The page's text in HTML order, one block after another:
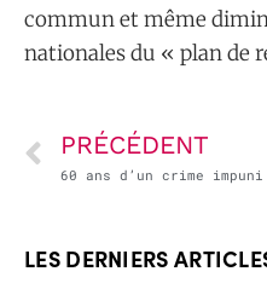
commun et même
nationales du « plan de
PRÉCÉDENT
60 ans d’un crime impuni
LES DERNIERS